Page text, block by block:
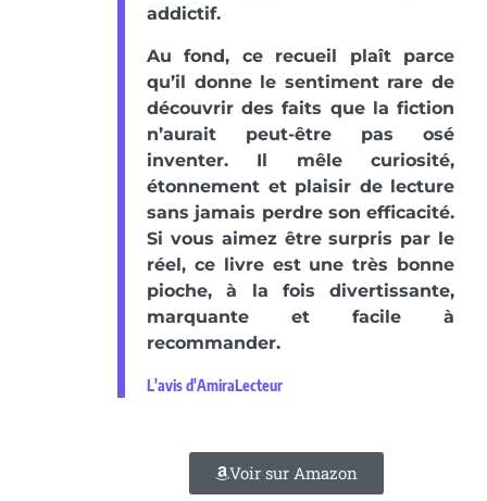
addictif.
Au fond, ce recueil plaît parce
qu’il donne le sentiment rare de
découvrir des faits que la fiction
n’aurait peut-être pas osé
inventer. Il mêle curiosité,
étonnement et plaisir de lecture
sans jamais perdre son efficacité.
Si vous aimez être surpris par le
réel, ce livre est une très bonne
pioche, à la fois divertissante,
marquante et facile à
recommander.
L'avis d'AmiraLecteur
Voir sur Amazon